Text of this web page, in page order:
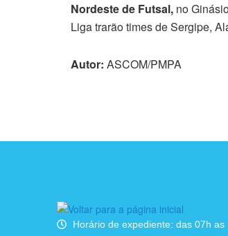
Nordeste de Futsal, no
Liga trarão times de Sergipe,
Autor: ASCOM/PMPA
Horário de expediente: das 07h as